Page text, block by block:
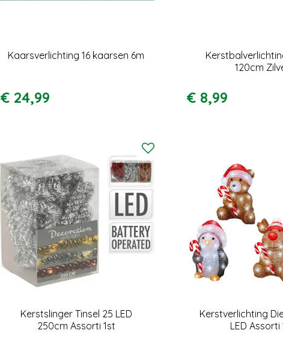
Kaarsverlichting 16 kaarsen 6m
€ 24,99
120cm
€ 8,99
Kerstslinger Tinsel 25 LED
250cm Assorti 1st
Kerstverlichting
LED Assorti